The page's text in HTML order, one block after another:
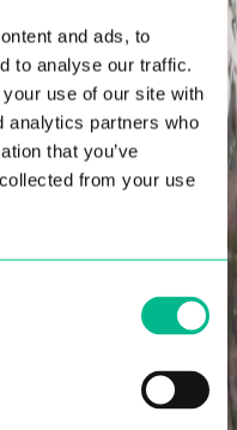
and ads, to
to analyse our traffic.
use of our site with
analytics partners who
that you’ve
from your use